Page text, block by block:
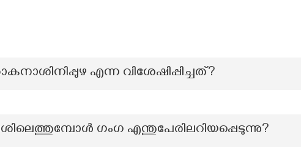
എന്ന വിശേഷിപ്പിച്ചത്?
ഗംഗ എന്തുപേരിലറിയപ്പെടുന്നു?